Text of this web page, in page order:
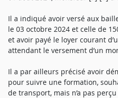
Il a indiqué avoir versé aux
le 03 octobre 2024 et celle de
et avoir payé le loyer courant
attendant le versement d’un
Il a par ailleurs précisé avoir
pour suivre une formation,
de transport, mais n’a pas